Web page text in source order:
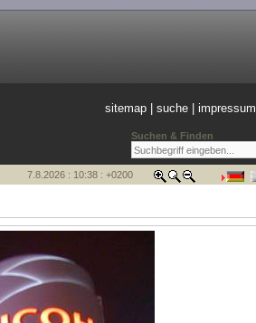
Suchen & Finden
sitemap |suche |impressum
7.8.2026 : 10:38 : +0200